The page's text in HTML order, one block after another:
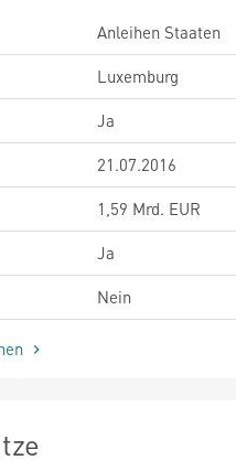
Anleihen Staaten
Luxemburg
Ja
21.07.2016
1,59 Mrd. EUR
Ja
Nein